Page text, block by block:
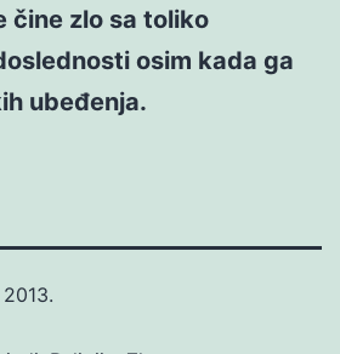
čine zlo sa toliko
osim kada ga
ubeđenja.